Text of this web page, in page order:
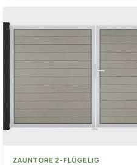
ZAUNTORE 2-FLÜGELIG